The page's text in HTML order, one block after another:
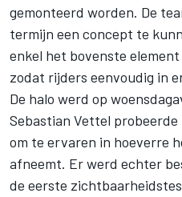
gemonteerd worden. De
termijn een concept te
enkel het bovenste
zodat rijders eenvoudig in
De halo werd op
Sebastian Vettel
om te ervaren in hoeverre
afneemt. Er werd echter
de eerste